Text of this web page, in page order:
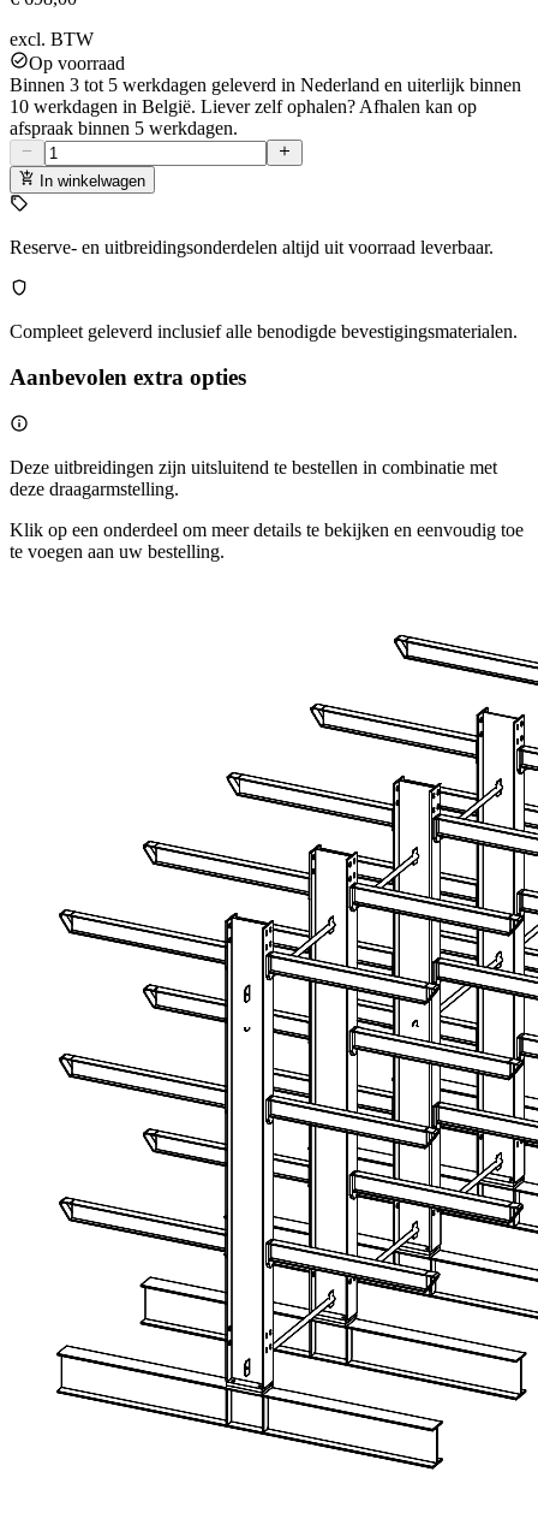
excl. BTW
Op voorraad
Binnen 3 tot 5 werkdagen geleverd in Nederland en uiterlijk binnen
10 werkdagen in België. Liever zelf ophalen? Afhalen kan op
afspraak binnen 5 werkdagen.
In winkelwagen
Reserve- en uitbreidingsonderdelen altijd uit voorraad leverbaar.
Compleet geleverd inclusief alle benodigde bevestigingsmaterialen.
Aanbevolen extra opties
Deze uitbreidingen zijn uitsluitend te bestellen in combinatie met
deze draagarmstelling.
Klik op een onderdeel om meer details te bekijken en eenvoudig toe
te voegen aan uw bestelling.